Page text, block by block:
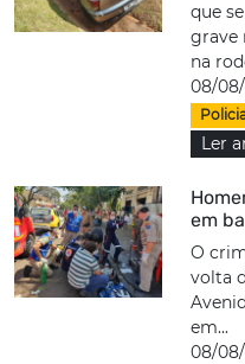
que
grave
na
08/08/
Ler
em
O
volta
em...
08/08/